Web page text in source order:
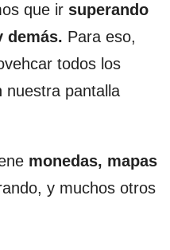
que ir superando
demás. Para eso,
todos los
nuestra pantalla
monedas, mapas
y muchos otros